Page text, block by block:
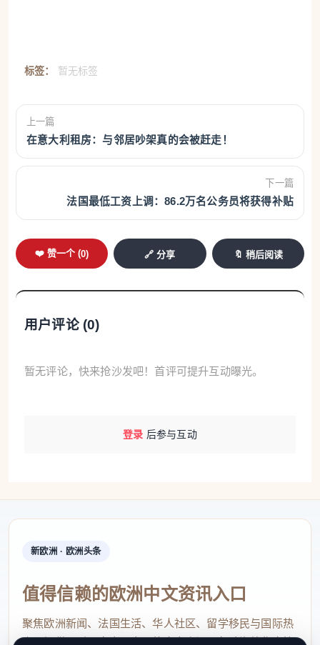
标签： 暂无标签
上一篇
在意大利租房：与邻居吵架真的会被赶走！
下一篇
法国最低工资上调：86.2万名公务员将获得补贴
❤️ 赞一个 (0) 🔗 分享 🔖 稍后阅读
用户评论 (0)
暂无评论，快来抢沙发吧！首评可提升互动曝光。
登录 后参与互动
新欧洲 · 欧洲头条
值得信赖的欧洲中文资讯入口
聚焦欧洲新闻、法国生活、华人社区、留学移民与国际热
点，提供及时、真实、实用的中文资讯，帮助海外华人快